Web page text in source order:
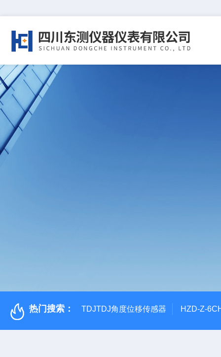
热门搜索： TDJTDJ角度位移传感器 HZD-Z-